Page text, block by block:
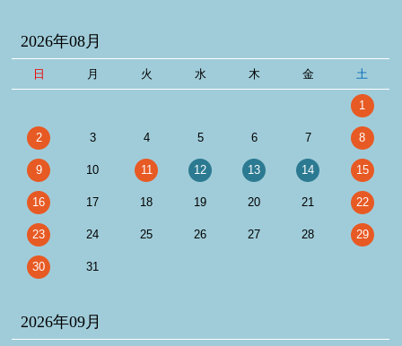
2026年08月
日 月 火 水 木 金 土
1
2 3 4 5 6 7 8
9 10 11 12 13 14 15
16 17 18 19 20 21 22
23 24 25 26 27 28 29
30 31
2026年09月